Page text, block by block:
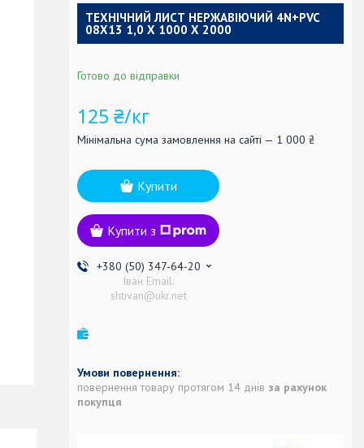
ТЕХНІЧНИЙ ЛИСТ НЕРЖАВІЮЧИЙ 4N+PVC
08Х13 1,0 Х 1000 Х 2000
Готово до відправки
125 ₴/кг
Мінімальна сума замовлення на сайті — 1 000 ₴
Купити
Купити з
+380 (50) 347-64-20
Іван Email:
shtivan@ukr.net
повернення товару протягом 14 днів за рахунок
покупця